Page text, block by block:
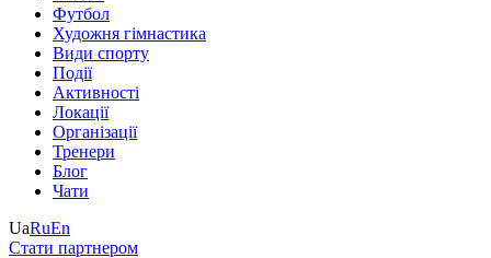
Футбол
Художня гімнастика
Види спорту
Події
Активності
Локації
Організації
Тренери
Блог
Чати
UaRuEn
Стати партнером